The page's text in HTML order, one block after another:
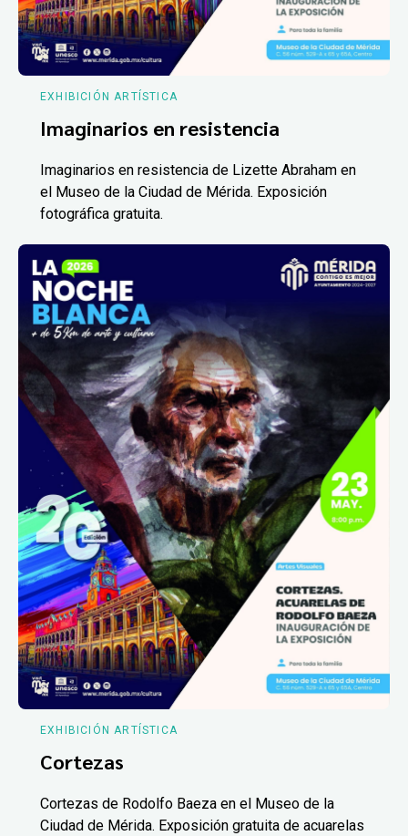
EXHIBICIÓN ARTÍSTICA
Imaginarios en resistencia
Imaginarios en resistencia de Lizette Abraham en
el Museo de la Ciudad de Mérida. Exposición
fotográfica gratuita.
EXHIBICIÓN ARTÍSTICA
Cortezas
Cortezas de Rodolfo Baeza en el Museo de la
Ciudad de Mérida. Exposición gratuita de acuarelas